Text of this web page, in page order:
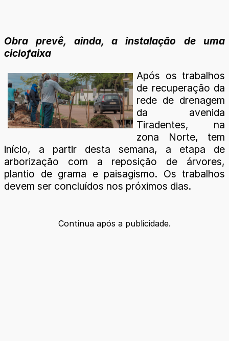
Obra prevê, ainda, a instalação de uma
ciclofaixa
Após os trabalhos
de recuperação da
rede de drenagem
da avenida
Tiradentes, na
zona Norte, tem
início, a partir desta semana, a etapa de
arborização com a reposição de árvores,
plantio de grama e paisagismo. Os trabalhos
devem ser concluídos nos próximos dias.
Continua após a publicidade.